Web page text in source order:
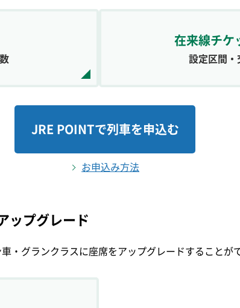
在来線チケ
設定区間
JRE POINTで列車を申込む
お申込み方法
ップグレード
・グランクラスに座席をアップグレードすることが